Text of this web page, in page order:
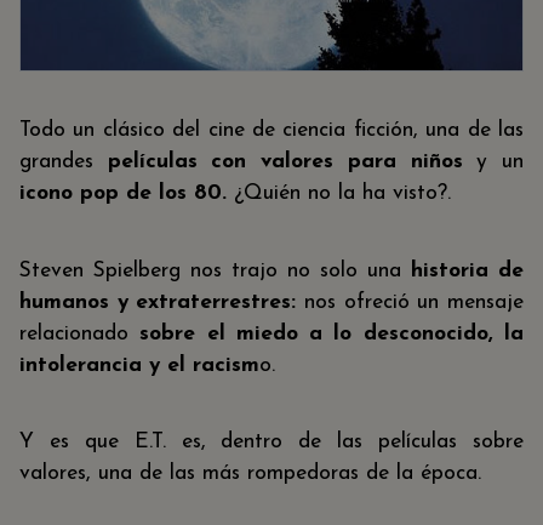
Todo un clásico del cine de ciencia ficción, una de las
grandes películas con valores para niños y un
icono pop de los 80. ¿Quién no la ha visto?.
Steven Spielberg nos trajo no solo una historia de
humanos y extraterrestres: nos ofreció un mensaje
relacionado sobre el miedo a lo desconocido, la
intolerancia y el racismo.
Y es que E.T. es, dentro de las películas sobre
valores, una de las más rompedoras de la época.